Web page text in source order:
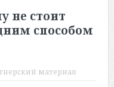
не стоит
способом
материал